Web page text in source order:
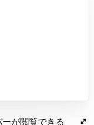
が閲覧できる